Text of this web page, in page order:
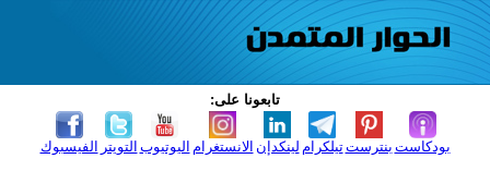
تابعونا على:
الفيسبوك التويتر اليوتيوب الانستغرام لينكدإن تيلكرامبنترست بودكاست